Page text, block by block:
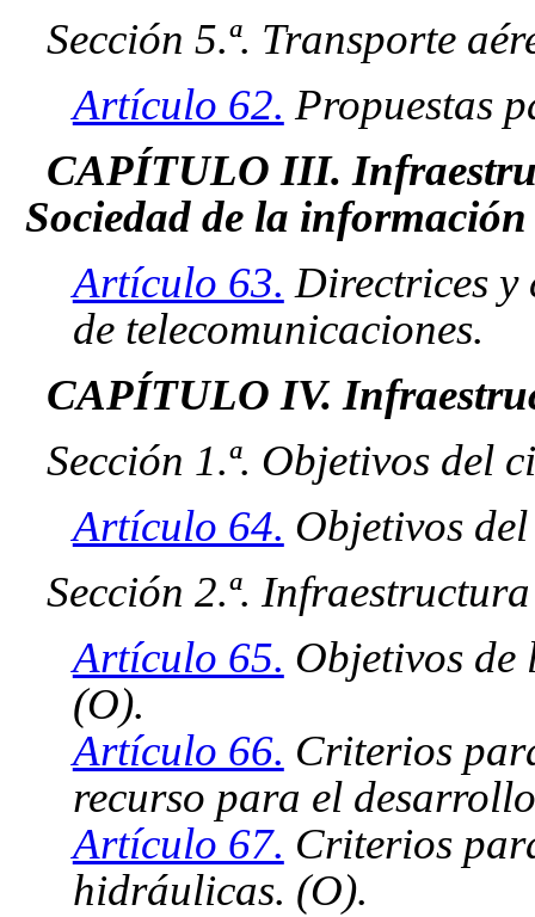
Sección 5.ª. Transporte
Artículo 62. Propuestas
CAPÍTULO III.
Sociedad de la información
Artículo 63. Directrices y
de telecomunicaciones.
CAPÍTULO IV.
Sección 1.ª. Objetivos del
Artículo 64. Objetivos
Sección 2.ª.
Artículo 65. Objetivos
(O).
Artículo 66. Criterios
recurso para el
Artículo 67. Criterios
hidráulicas. (O).